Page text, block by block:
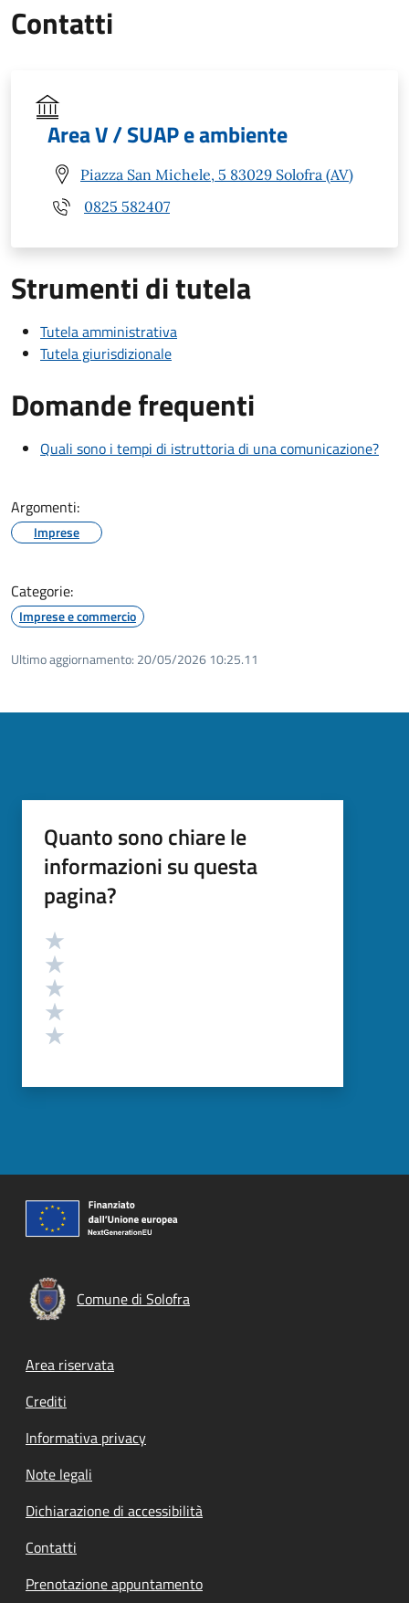
Contatti
Area V / SUAP e ambiente
Piazza San Michele, 5 83029 Solofra (AV)
0825 582407
Strumenti di tutela
Tutela amministrativa
Tutela giurisdizionale
Domande frequenti
Quali sono i tempi di istruttoria di una comunicazione?
Argomenti:
Imprese
Categorie:
Imprese e commercio
Ultimo aggiornamento: 20/05/2026 10:25.11
Quanto sono chiare le
informazioni su questa
pagina?
Valutazione
Comune di Solofra
Footer menu
Area riservata
Crediti
Informativa privacy
Note legali
Dichiarazione di accessibilità
Contatti
Prenotazione appuntamento